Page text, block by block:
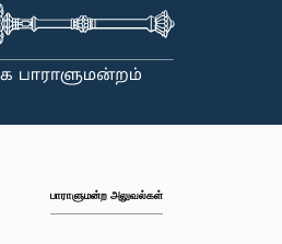
பாராளுமன்ற அலுவல்கள்